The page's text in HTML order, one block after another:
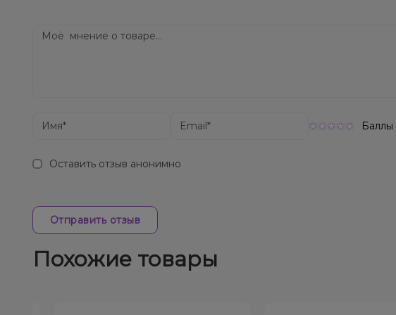
Баллы
Оставить отзыв анонимно
Отправить отзыв
Похожие товары